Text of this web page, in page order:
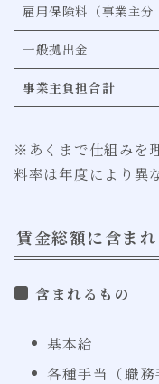
雇用保険料（事業主分
一般拠出金
事業主負担合計
※あくまで仕組みを
料率は年度により異
賃金総額に含ま
含まれるもの
基本給
各種手当（職務